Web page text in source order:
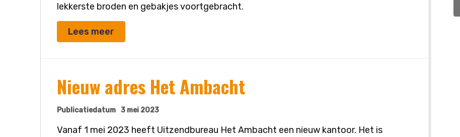
lekkerste broden en gebakjes voortgebracht.
Lees meer
Nieuw adres Het Ambacht
Publicatiedatum 3 mei 2023
Vanaf 1 mei 2023 heeft Uitzendbureau Het Ambacht een nieuw kantoor. Het is